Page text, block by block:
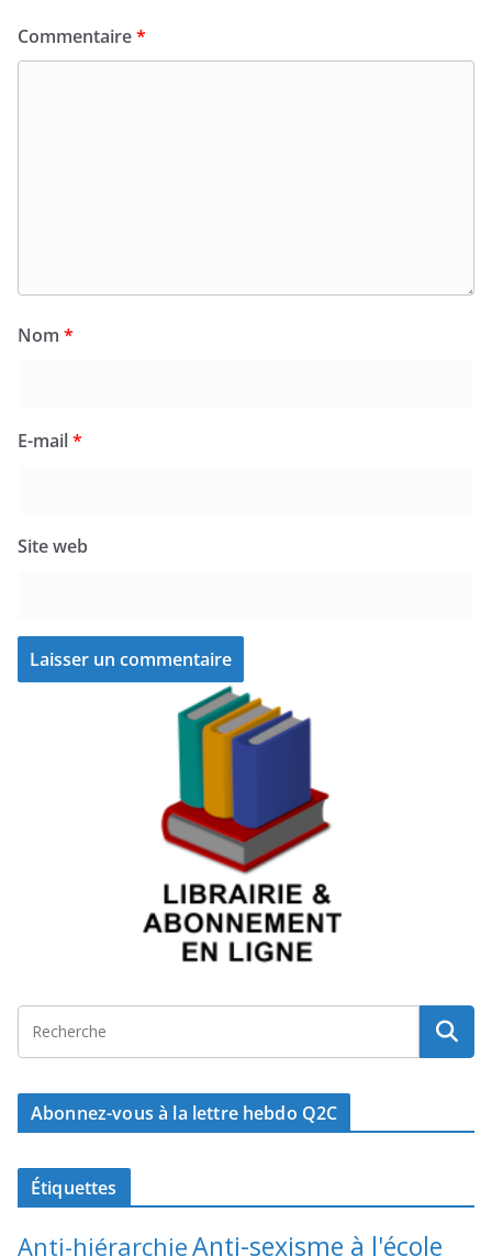
Commentaire*
Nom *
E-mail*
Site web
Abonnez-vous à la lettre hebdo Q2C
Étiquettes
Anti-hiérarchieAnti-sexisme à l'école